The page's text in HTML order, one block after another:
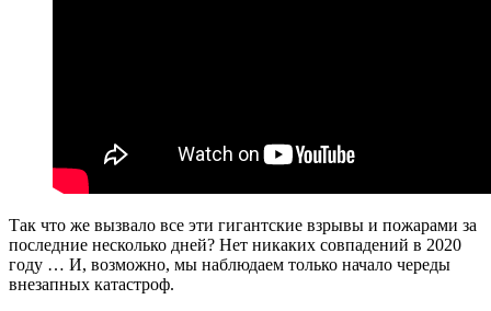
Так что же вызвало все эти гигантские взрывы и пожарами за
последние несколько дней? Нет никаких совпадений в 2020
году … И, возможно, мы наблюдаем только начало череды
внезапных катастроф.